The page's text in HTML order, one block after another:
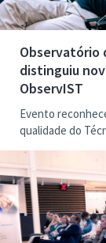
Observatório
distinguiu
ObservIST
Evento
qualidade do